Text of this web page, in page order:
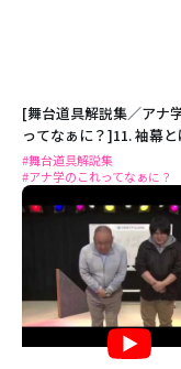
[舞台道具解説集／アナ
ってなぁに？]11. 袖幕と
#舞台道具解説集
#アナ学のこれってなぁに？